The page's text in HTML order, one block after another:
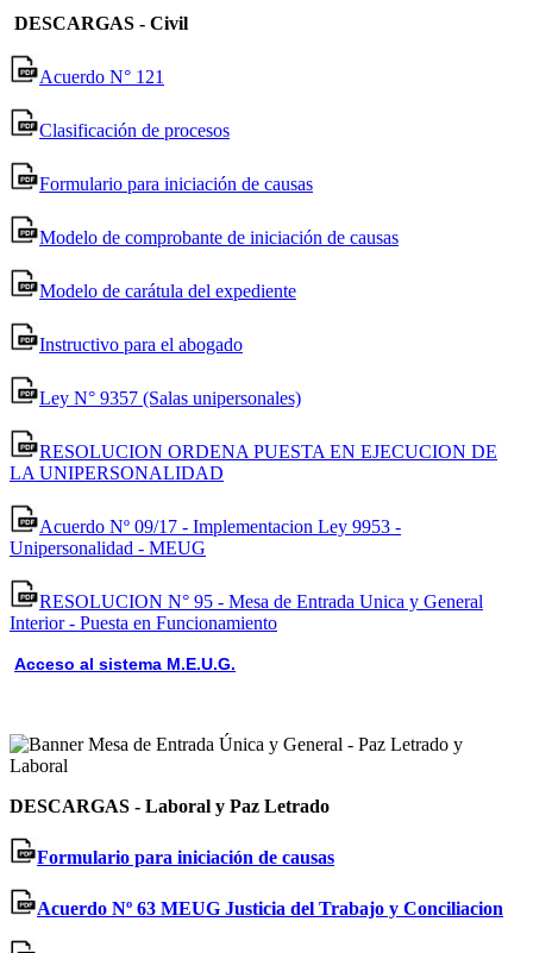
DESCARGAS - Civil
Acuerdo N° 121
Clasificación de procesos
Formulario para iniciación de causas
Modelo de comprobante de iniciación de causas
Modelo de carátula del expediente
Instructivo para el abogado
Ley N° 9357 (Salas unipersonales)
RESOLUCION ORDENA PUESTA EN EJECUCION DE
LA UNIPERSONALIDAD
Acuerdo Nº 09/17 - Implementacion Ley 9953 -
Unipersonalidad - MEUG
RESOLUCION N° 95 - Mesa de Entrada Unica y General
Interior - Puesta en Funcionamiento
Acceso al sistema M.E.U.G.
DESCARGAS - Laboral y Paz Letrado
Formulario para iniciación de causas
Acuerdo Nº 63 MEUG Justicia del Trabajo y Conciliacion